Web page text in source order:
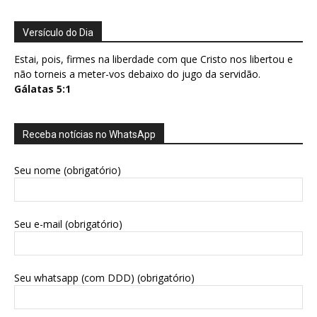
Versículo do Dia
Estai, pois, firmes na liberdade com que Cristo nos libertou e
não torneis a meter-vos debaixo do jugo da servidão.
Gálatas 5:1
Receba notícias no WhatsApp
Seu nome (obrigatório)
Seu e-mail (obrigatório)
Seu whatsapp (com DDD) (obrigatório)